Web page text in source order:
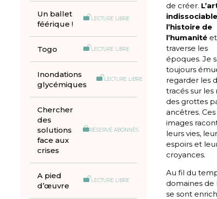
Un ballet
féérique !
LECTURE LIBRE
Togo LECTURE LIBRE
Inondations
glycémiques
LECTURE LIBRE
Chercher
des
solutions
face aux
crises
RÉSERVÉ ABONNÉS
A pied
d’œuvre
LECTURE LIBRE
de créer.
l’histoire de
l’humanité et
traverse les
époques. Je
toujours
regarder les
tracés sur les
des grottes
ancêtres. Ces
images
leurs vies,
espoirs et
croyances.
Au fil du
domaines de
se sont